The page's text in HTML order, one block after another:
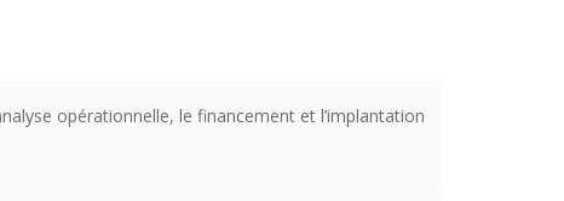
opérationnelle, le financement et l’implantation